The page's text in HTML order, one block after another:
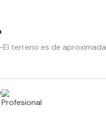
terreno es de